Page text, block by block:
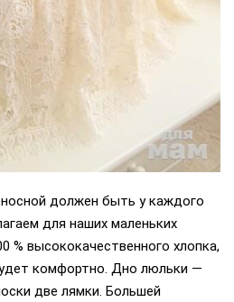
должен быть у каждого
для наших маленьких
% высококачественного хлопка,
комфортно. Дно люльки —
две лямки. Большей